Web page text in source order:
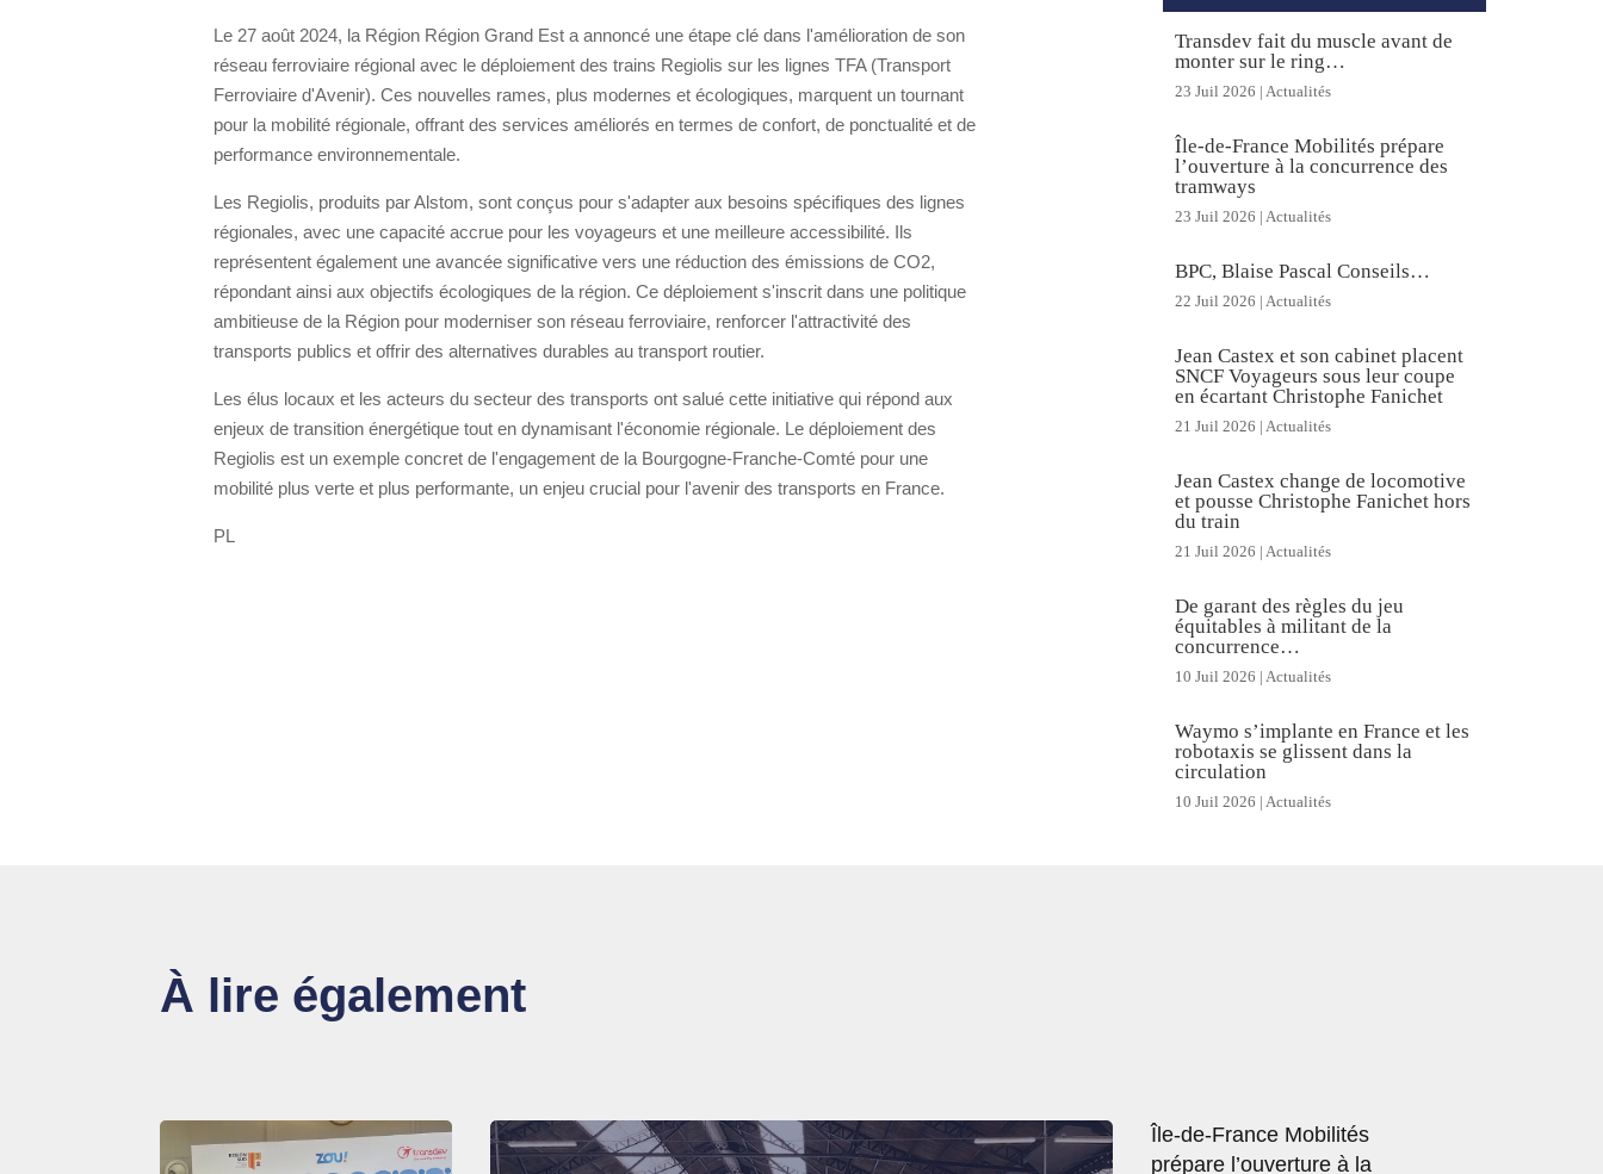
Le 27 août 2024, la Région Région Grand Est a annoncé une étape clé dans l'amélioration de son
réseau ferroviaire régional avec le déploiement des trains Regiolis sur les lignes TFA (Transport
Ferroviaire d'Avenir). Ces nouvelles rames, plus modernes et écologiques, marquent un tournant
pour la mobilité régionale, offrant des services améliorés en termes de confort, de ponctualité et de
performance environnementale.
Les Regiolis, produits par Alstom, sont conçus pour s'adapter aux besoins spécifiques des lignes
régionales, avec une capacité accrue pour les voyageurs et une meilleure accessibilité. Ils
représentent également une avancée significative vers une réduction des émissions de CO2,
répondant ainsi aux objectifs écologiques de la région. Ce déploiement s'inscrit dans une politique
ambitieuse de la Région pour moderniser son réseau ferroviaire, renforcer l'attractivité des
transports publics et offrir des alternatives durables au transport routier.
Les élus locaux et les acteurs du secteur des transports ont salué cette initiative qui répond aux
enjeux de transition énergétique tout en dynamisant l'économie régionale. Le déploiement des
Regiolis est un exemple concret de l'engagement de la Bourgogne-Franche-Comté pour une
mobilité plus verte et plus performante, un enjeu crucial pour l'avenir des transports en France.
PL
Transdev fait du muscle avant de
monter sur le ring…
23 Juil 2026 | Actualités
Île-de-France Mobilités prépare
l’ouverture à la concurrence des
tramways
23 Juil 2026 | Actualités
BPC, Blaise Pascal Conseils…
22 Juil 2026 | Actualités
Jean Castex et son cabinet placent
SNCF Voyageurs sous leur coupe
en écartant Christophe Fanichet
21 Juil 2026 | Actualités
Jean Castex change de locomotive
et pousse Christophe Fanichet hors
du train
21 Juil 2026 | Actualités
De garant des règles du jeu
équitables à militant de la
concurrence…
10 Juil 2026 | Actualités
Waymo s’implante en France et les
robotaxis se glissent dans la
circulation
10 Juil 2026 | Actualités
À lire également
Île-de-France Mobilités
prépare l’ouverture à la